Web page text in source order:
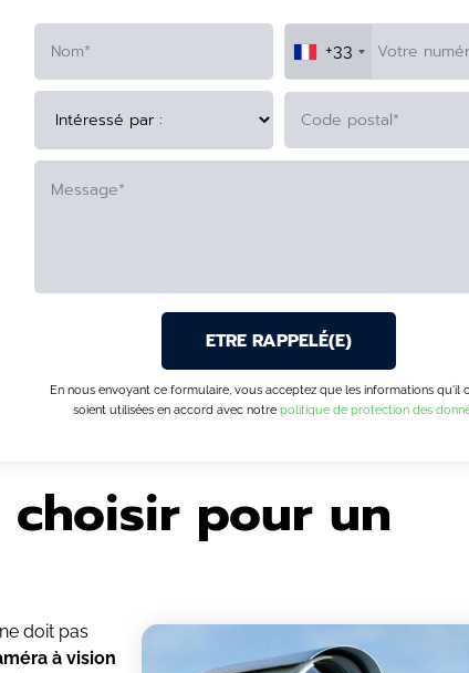
+33
En nous envoyant ce formulaire, vous acceptez que les informations qu'il
soient utilisées en accord avec notre politique de protection des
choisir pour un
doit pas
à vision